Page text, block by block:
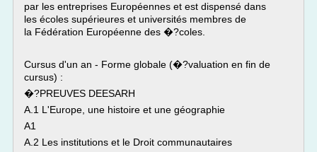
par les entreprises Européennes et est dispensé dans
les écoles supérieures et universités membres de
la Fédération Européenne des �?coles.
Cursus d'un an - Forme globale (�?valuation en fin de
cursus) :
�?PREUVES DEESARH
A.1 L'Europe, une histoire et une géographie
A1
A.2 Les institutions et le Droit communautaires